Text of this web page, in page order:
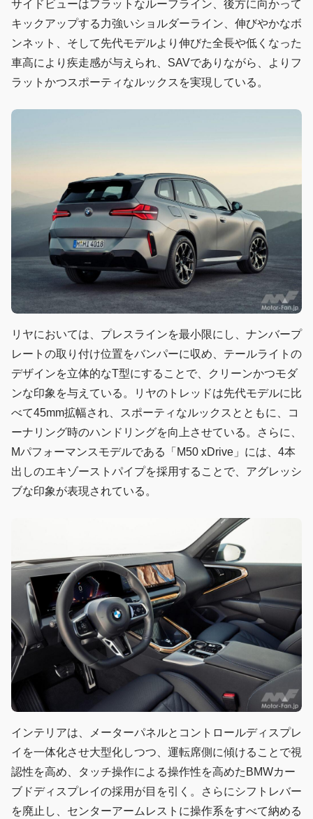
サイドビューはフラットなルーフライン、後方に向かって
キックアップする力強いショルダーライン、伸びやかなボ
ンネット、そして先代モデルより伸びた全長や低くなった
車高により疾走感が与えられ、SAVでありながら、よりフ
ラットかつスポーティなルックスを実現している。
リヤにおいては、プレスラインを最小限にし、ナンバープ
レートの取り付け位置をバンパーに収め、テールライトの
デザインを立体的なT型にすることで、クリーンかつモダ
ンな印象を与えている。リヤのトレッドは先代モデルに比
べて45mm拡幅され、スポーティなルックスとともに、コ
ーナリング時のハンドリングを向上させている。さらに、
Mパフォーマンスモデルである「M50 xDrive」には、4本
出しのエキゾーストパイプを採用することで、アグレッシ
ブな印象が表現されている。
インテリアは、メーターパネルとコントロールディスプレ
イを一体化させ大型化しつつ、運転席側に傾けることで視
認性を高め、タッチ操作による操作性を高めたBMWカー
ブドディスプレイの採用が目を引く。さらにシフトレバー
を廃止し、センターアームレストに操作系をすべて納める